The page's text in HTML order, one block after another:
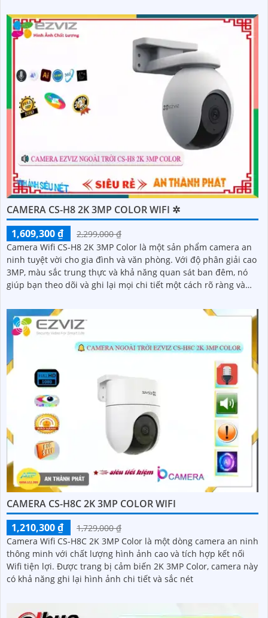
xoay 360 độ và có khe cắm thẻ nhớ Micro SD 512GB với khả
năng thu âm và phát âm thanh to rõ
CAMERA CS-H8 2K 3MP COLOR WIFI ✲
1,609,300 ₫
2,299,000 ₫
Camera Wifi CS-H8 2K 3MP Color là một sản phẩm camera an
ninh tuyệt vời cho gia đình và văn phòng. Với độ phân giải cao
3MP, màu sắc trung thực và khả năng quan sát ban đêm, nó
giúp bạn theo dõi và ghi lại mọi chi tiết một cách rõ ràng và
CAMERA CS-H8C 2K 3MP COLOR WIFI
1,210,300 ₫
1,729,000 ₫
Camera Wifi CS-H8C 2K 3MP Color là một dòng camera an ninh
thông minh với chất lượng hình ảnh cao và tích hợp kết nối
Wifi tiện lợi. Được trang bị cảm biến 2K 3MP Color, camera này
có khả năng ghi lại hình ảnh chi tiết và sắc nét